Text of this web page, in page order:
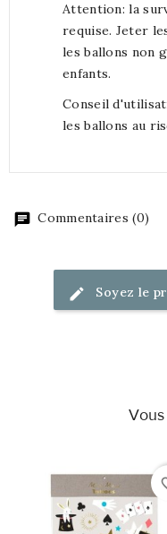
Attention: la
requise. Jeter
les ballons non
enfants.
Conseil
les ballons au
Commentaires (0)
Soyez le